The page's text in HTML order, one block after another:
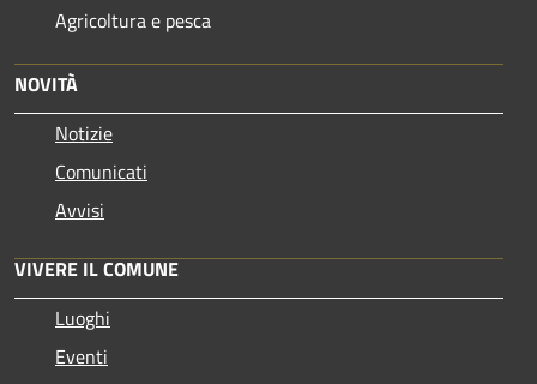
Agricoltura e pesca
NOVITÀ
Notizie
Comunicati
Avvisi
VIVERE IL COMUNE
Luoghi
Eventi